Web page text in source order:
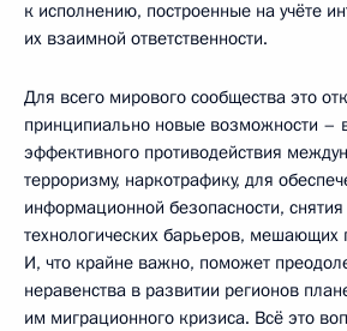
к исполнению, построенные на учёте
их взаимной ответственности.
Для всего мирового сообщества это
принципиально новые возможности –
эффективного противодействия
терроризму, наркотрафику, для
информационной безопасности, снятия
технологических барьеров, мешающих
И, что крайне важно, поможет
неравенства в развитии регионов
им миграционного кризиса. Всё это